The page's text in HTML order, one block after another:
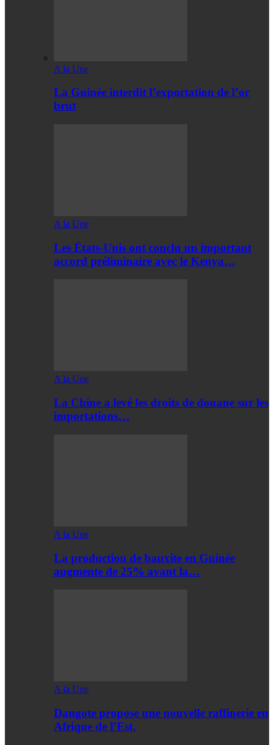
A la Une
La Guinée interdit l’exportation de l’or
brut
A la Une
Les États-Unis ont conclu un important
accord préliminaire avec le Kenya…
A la Une
La Chine a levé les droits de douane sur les
importations…
A la Une
La production de bauxite en Guinée
augmente de 25% avant la…
A la Une
Dangote propose une nouvelle raffinerie en
Afrique de l’Est.